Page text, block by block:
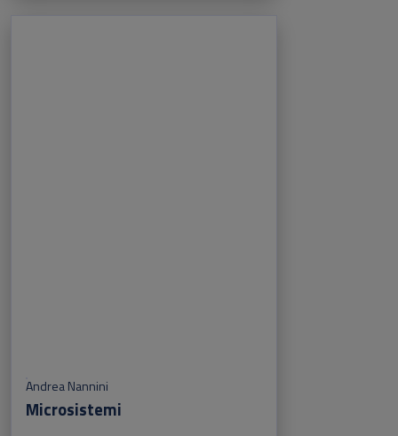
Andrea Nannini
Microsistemi